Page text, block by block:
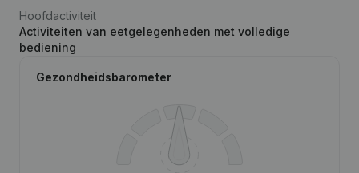
Hoofdactiviteit
Activiteiten van eetgelegenheden met volledige
bediening
Gezondheidsbarometer